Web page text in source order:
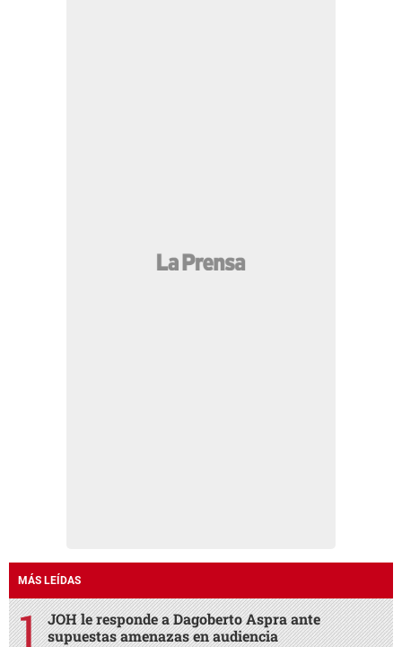
MÁS LEÍDAS
JOH le responde a Dagoberto Aspra ante
supuestas amenazas en audiencia